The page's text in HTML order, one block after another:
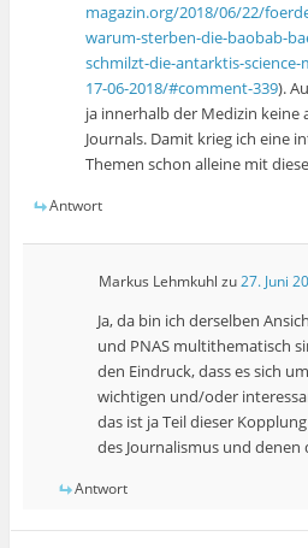
magazin.org/2018/06/22/
warum-sterben-die-baobab-
schmilzt-die-antarktis-science-
17-06-2018/#comment-339).
ja innerhalb der Medizin keine
Journals. Damit krieg ich eine
Themen schon alleine mit
Antwort
Markus Lehmkuhl zu27. Juni
Ja, da bin ich derselben
und PNAS multithematisch
den Eindruck, dass es sich
wichtigen und/oder
das ist ja Teil dieser
des Journalismus und denen
Antwort